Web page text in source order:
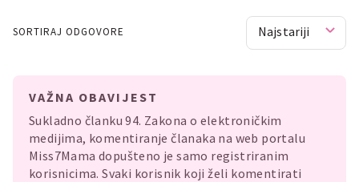
SORTIRAJ ODGOVORE Najstariji
VAŽNA OBAVIJEST
Sukladno članku 94. Zakona o elektroničkim
medijima, komentiranje članaka na web portalu
Miss7Mama dopušteno je samo registriranim
korisnicima. Svaki korisnik koji želi komentirati